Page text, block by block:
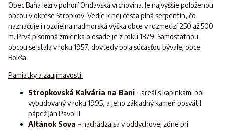
Obec Baňa leží v pohorí Ondavská vrchovina. Je najvyššie položenou
obcou v okrese Stropkov. Vedie k nej cesta plná serpentín, čo
naznačuje i rozdielna nadmorská výška obce v rozmedzí 250 až 500
m. Prvá písomná zmienka o osade je z roku 1379. Samostatnou
obcou se stala v roku 1957, dovtedy bola súčasťou bývalej obce
Bokša.
Pamiatky a zaujímavosti:
Stropkovská Kalvária na Bani - areál s kaplnkami bol
vybudovaný v roku 1995, a jeho základný kameň posvätil
pápež Ján Pavol II.
Altánok Sova –nachádza sa v oddychovej zóne pri